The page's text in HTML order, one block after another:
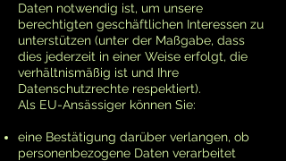
Daten notwendig ist, um unsere
berechtigten geschäftlichen Interessen zu
unterstützen (unter der Maßgabe, dass
dies jederzeit in einer Weise erfolgt, die
verhältnismäßig ist und Ihre
Datenschutzrechte respektiert).
Als EU-Ansässiger können Sie:
eine Bestätigung darüber verlangen, ob
personenbezogene Daten verarbeitet